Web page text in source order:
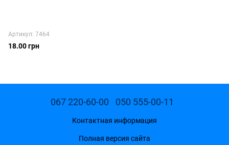
Артикул: 7464
18.00 грн
067 220-60-00 050 555-00-11
Контактная информация
Полная версия сайта